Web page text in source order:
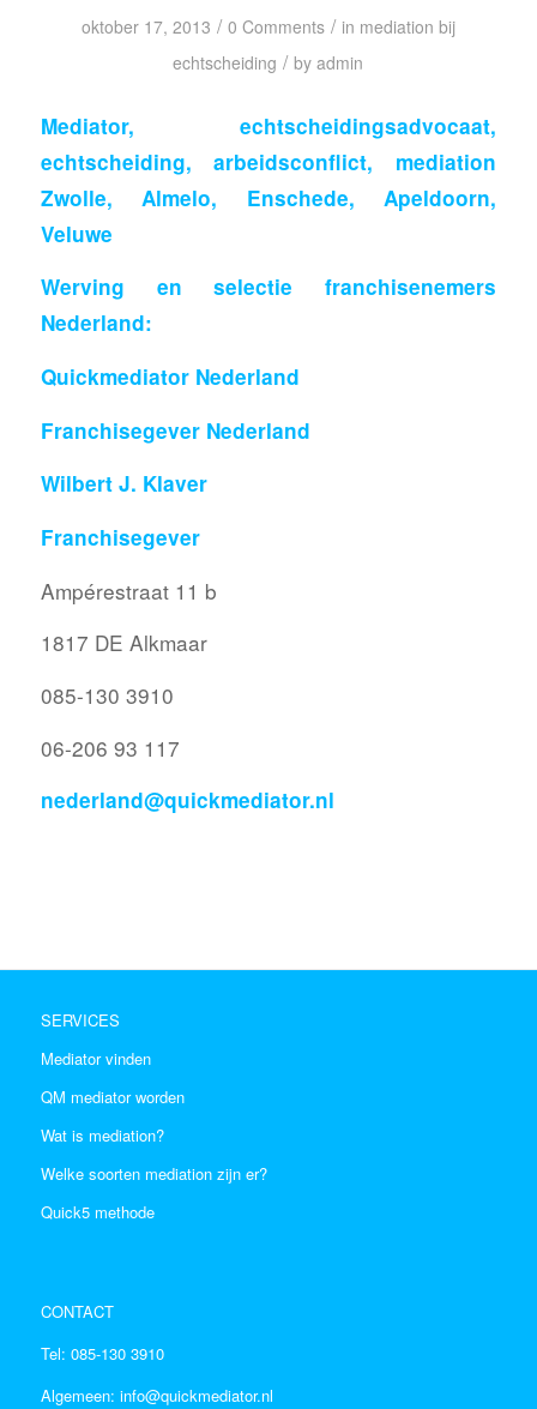
oktober 17, 2013 / 0 Comments / in mediation bij
echtscheiding / byadmin
Mediator, echtscheidingsadvocaat,
echtscheiding, arbeidsconflict, mediation
Zwolle, Almelo, Enschede, Apeldoorn,
Veluwe
Werving en selectie franchisenemers
Nederland:
Quickmediator Nederland
Franchisegever Nederland
Wilbert J. Klaver
Franchisegever
Ampérestraat 11 b
1817 DE Alkmaar
085-130 3910
06-206 93 117
nederland@quickmediator.nl
SERVICES
Mediator vinden
QM mediator worden
Wat is mediation?
Welke soorten mediation zijn er?
Quick5 methode
CONTACT
Tel: 085-130 3910
Algemeen: info@quickmediator.nl